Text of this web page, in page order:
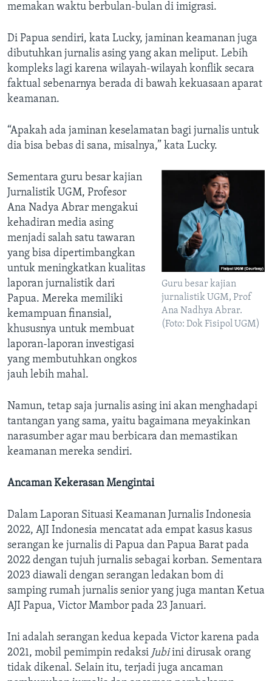
memakan waktu berbulan-bulan di imigrasi.
Di Papua sendiri, kata Lucky, jaminan keamanan juga
dibutuhkan jurnalis asing yang akan meliput. Lebih
kompleks lagi karena wilayah-wilayah konflik secara
faktual sebenarnya berada di bawah kekuasaan aparat
keamanan.
“Apakah ada jaminan keselamatan bagi jurnalis untuk
dia bisa bebas di sana, misalnya,” kata Lucky.
Guru besar kajian
jurnalistik UGM, Prof
Ana Nadhya Abrar.
(Foto: Dok Fisipol UGM)
Sementara guru besar kajian
Jurnalistik UGM, Profesor
Ana Nadya Abrar mengakui
kehadiran media asing
menjadi salah satu tawaran
yang bisa dipertimbangkan
untuk meningkatkan kualitas
laporan jurnalistik dari
Papua. Mereka memiliki
kemampuan finansial,
khususnya untuk membuat
laporan-laporan investigasi
yang membutuhkan ongkos
jauh lebih mahal.
Namun, tetap saja jurnalis asing ini akan menghadapi
tantangan yang sama, yaitu bagaimana meyakinkan
narasumber agar mau berbicara dan memastikan
keamanan mereka sendiri.
Ancaman Kekerasan Mengintai
Dalam Laporan Situasi Keamanan Jurnalis Indonesia
2022, AJI Indonesia mencatat ada empat kasus kasus
serangan ke jurnalis di Papua dan Papua Barat pada
2022 dengan tujuh jurnalis sebagai korban. Sementara
2023 diawali dengan serangan ledakan bom di
samping rumah jurnalis senior yang juga mantan Ketua
AJI Papua, Victor Mambor pada 23 Januari.
Ini adalah serangan kedua kepada Victor karena pada
2021, mobil pemimpin redaksi Jubiini dirusak orang
tidak dikenal. Selain itu, terjadi juga ancaman